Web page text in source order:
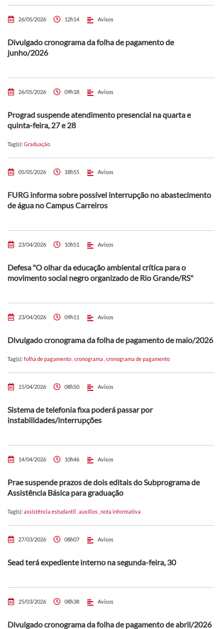
26/05/2026 12h14 Avisos
Divulgado cronograma da folha de pagamento de
junho/2026
26/05/2026 09h18 Avisos
Prograd suspende atendimento presencial na quarta e
quinta-feira, 27 e 28
Tag(s): Graduação
05/05/2026 18h55 Avisos
FURG informa sobre possível interrupção no abastecimento
de água no Campus Carreiros
23/04/2026 10h51 Avisos
Defesa "O olhar da educação ambiental crítica para o
movimento social negro organizado de Rio Grande/RS"
23/04/2026 09h11 Avisos
Divulgado cronograma da folha de pagamento de maio/2026
Tag(s): folha de pagamento cronograma cronograma de pagamento
15/04/2026 08h50 Avisos
Sistema de telefonia fixa poderá passar por
instabilidades/interrupções
14/04/2026 10h46 Avisos
Prae suspende prazos de dois editais do Subprograma de
Assistência Básica para graduação
Tag(s): assistência estudantil auxílios nota informativa
27/03/2026 08h07 Avisos
Sead terá expediente interno na segunda-feira, 30
25/03/2026 08h38 Avisos
Divulgado cronograma da folha de pagamento de abril/2026